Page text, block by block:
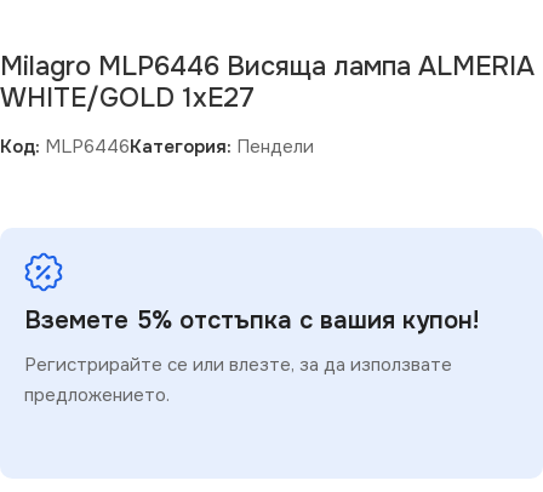
Milagro MLP6446 Висяща лампа ALMERIA
WHITE/GOLD 1xE27
Код: MLP6446Категория: Пендели
Вземете 5% отстъпка с вашия купон!
Регистрирайте се или влезте, за да използвате
предложението.